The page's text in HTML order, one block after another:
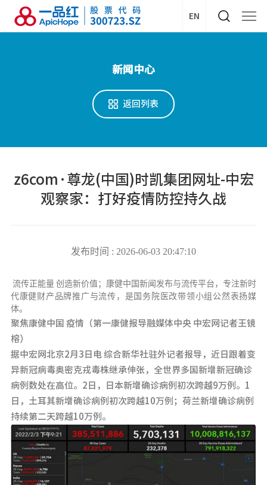
EN
新闻中心
返回列表
z6com·尊龙(中国)时凯集团网址-中宏
观察家：打好疫情防控持久战
发布时间 : 2026-06-03 20:47:10
流传正能量 创造新价值；康健中国新闻发布与流传平台，专注新时
代康健财产品牌推广与流传，是国务院医改带领小组公然表扬媒
体。
聚焦康健中国 疫情（第一康健报导融媒体中央 中宏网记者王镜
榕）
据中宏网北京2月3日电 综合新华社驻外记者报导，近日跟着变
异新冠病毒奥密克戎毒株继承伸张，全世界多国新增新冠确诊
病例数处在高位。2日，日本新增确诊病例初次跨越9万例。1
日，土耳其新增确诊病例初次跨越10万例；荷兰新增确诊病例
持续第二天跨越10万例。